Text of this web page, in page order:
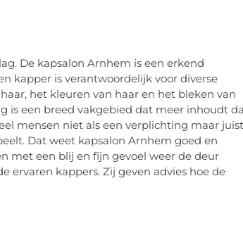
De kapsalon Arnhem is een erkend
kapper is verantwoordelijk voor diverse
het kleuren van haar en het bleken van
is een breed vakgebied dat meer inhoudt
mensen niet als een verplichting maar juist
Dat weet kapsalon Arnhem goed en
met een blij en fijn gevoel weer de deur
ervaren kappers. Zij geven advies hoe de